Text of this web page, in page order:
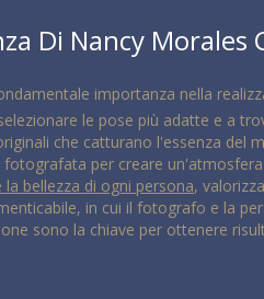
Di Nancy Morales
importanza nella
le pose più adatte e a
che catturano l'essenza del
per creare
bellezza di ogni persona,
in cui il fotografo e la
sono la chiave per ottenere